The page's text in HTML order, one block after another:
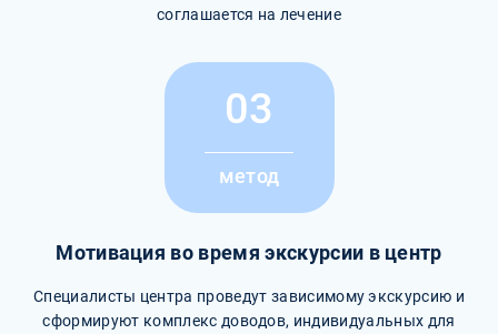
соглашается на лечение
03
метод
Мотивация во время экскурсии в центр
Специалисты центра проведут зависимому экскурсию и
сформируют комплекс доводов, индивидуальных для